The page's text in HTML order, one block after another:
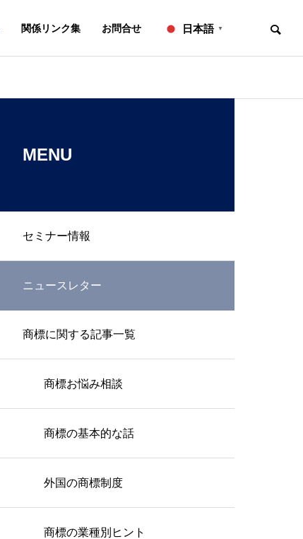
関係リンク集 お問合せ 日本語 ▼
事務所概要
MENU
セミナー情報
ニュースレター
商標に関する記事一覧
商標お悩み相談
商標の基本的な話
外国の商標制度
商標の業種別ヒント